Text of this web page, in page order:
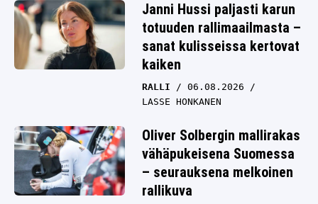
Janni Hussi paljasti karun
totuuden rallimaailmasta –
sanat kulisseissa kertovat
kaiken
RALLI
06.08.2026
LASSE HONKANEN
Oliver Solbergin mallirakas
vähäpukeisena Suomessa
– seurauksena melkoinen
rallikuva